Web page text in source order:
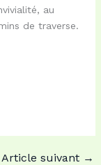
au
de traverse.
Article suivant →